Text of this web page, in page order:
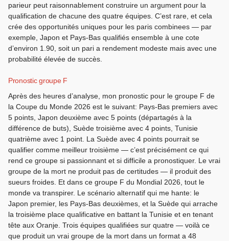
parieur peut raisonnablement construire un argument pour la
qualification de chacune des quatre équipes. C’est rare, et cela
crée des opportunités uniques pour les paris combinees — par
exemple, Japon et Pays-Bas qualifiés ensemble à une cote
d’environ 1.90, soit un pari a rendement modeste mais avec une
probabilité élevée de succès.
Pronostic groupe F
Après des heures d’analyse, mon pronostic pour le groupe F de
la Coupe du Monde 2026 est le suivant: Pays-Bas premiers avec
5 points, Japon deuxième avec 5 points (départagés à la
différence de buts), Suède troisième avec 4 points, Tunisie
quatrième avec 1 point. La Suède avec 4 points pourrait se
qualifier comme meilleur troisième — c’est précisément ce qui
rend ce groupe si passionnant et si difficile a pronostiquer. Le vrai
groupe de la mort ne produit pas de certitudes — il produit des
sueurs froides. Et dans ce groupe F du Mondial 2026, tout le
monde va transpirer. Le scénario alternatif qui me hante: le
Japon premier, les Pays-Bas deuxièmes, et la Suède qui arrache
la troisième place qualificative en battant la Tunisie et en tenant
tête aux Oranje. Trois équipes qualifiées sur quatre — voilà ce
que produit un vrai groupe de la mort dans un format a 48